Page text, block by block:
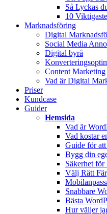
Så Lyckas
10
Marknadsföring
Digital
Social Media
Digital byrå
Content Marketing
Vad är Digital
Priser
Kundcase
Guider
Hemsida
Vad är
Vad kostar
Guide för
Bygg din
Säkerhet för
Välj Rätt
Snabbare
Bästa
Hur väljer